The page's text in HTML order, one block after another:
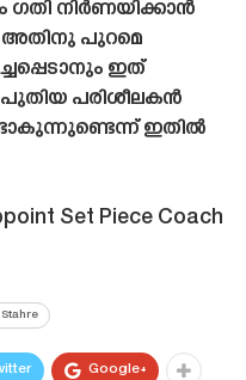
നിർണയിക്കാൻ
അതിനു പുറമെ
ഇത്
പരിശീലകൻ
ഇതിൽ
Set Piece Coach
Google+